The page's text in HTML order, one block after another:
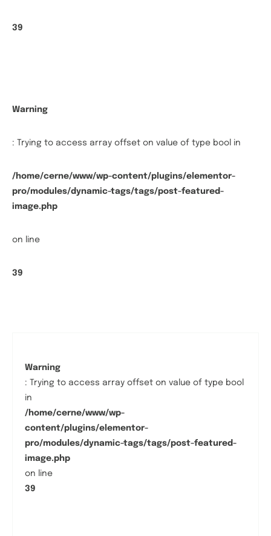
39
Warning
: Trying to access array offset on value of type bool in
/home/cerne/www/wp-content/plugins/elementor-
pro/modules/dynamic-tags/tags/post-featured-
image.php
on line
39
Warning
: Trying to access array offset on value of type bool
in
/home/cerne/www/wp-
content/plugins/elementor-
pro/modules/dynamic-tags/tags/post-featured-
image.php
on line
39